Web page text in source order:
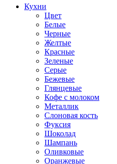
Кухни
Цвет
Белые
Черные
Желтые
Красные
Зеленые
Серые
Бежевые
Глянцевые
Кофе с молоком
Металлик
Слоновая кость
Фуксия
Шоколад
Шампань
Оливковые
Оранжевые